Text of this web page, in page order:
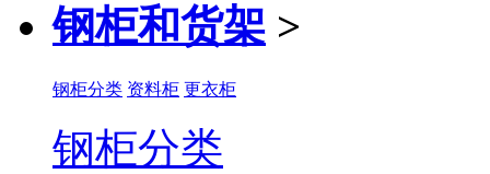
钢柜和货架 >
钢柜分类 资料柜 更衣柜
钢柜分类